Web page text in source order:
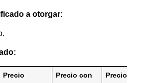
a otorgar:
Precio
Precio con
Precio con